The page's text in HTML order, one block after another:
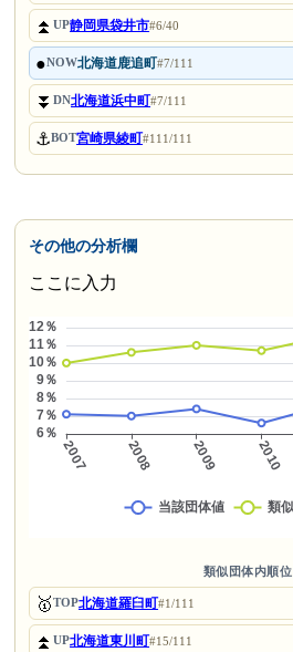
⏫UP静岡県袋井市#6/40
●NOW北海道鹿追町#7/111
⏬DN北海道浜中町#7/111
⚓BOT宮崎県綾町#111/111
その他の分析欄
ここに入力
類似団体内順位
🥇TOP北海道羅臼町#1/111
⏫UP北海道東川町#15/111